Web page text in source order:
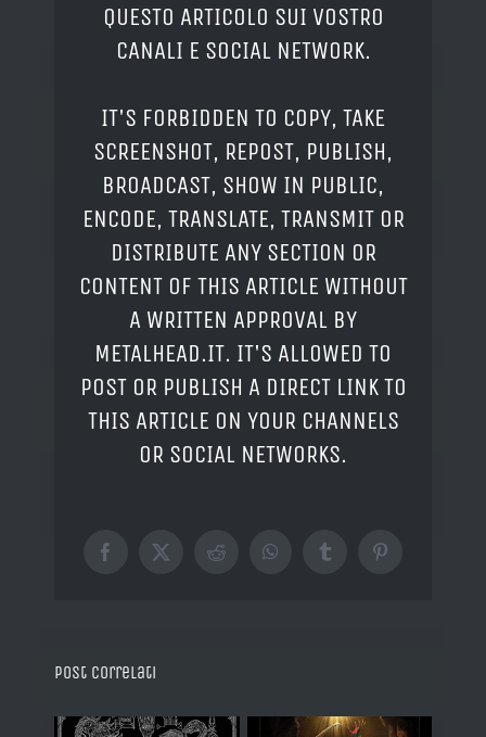
QUESTO ARTICOLO SUI VOSTRO
CANALI E SOCIAL NETWORK.
IT'S FORBIDDEN TO COPY, TAKE
SCREENSHOT, REPOST, PUBLISH,
BROADCAST, SHOW IN PUBLIC,
ENCODE, TRANSLATE, TRANSMIT OR
DISTRIBUTE ANY SECTION OR
CONTENT OF THIS ARTICLE WITHOUT
A WRITTEN APPROVAL BY
METALHEAD.IT. IT'S ALLOWED TO
POST OR PUBLISH A DIRECT LINK TO
THIS ARTICLE ON YOUR CHANNELS
OR SOCIAL NETWORKS.
Facebook
X RedditWhatsAppTumblrPinterest
Post correlati